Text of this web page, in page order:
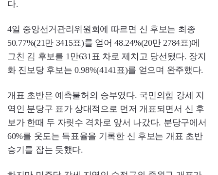
다.
4일 중앙선거관리위원회에 따르면 신 후보는 최종
50.77%(21만 3415표)를 얻어 48.24%(20만 2784표)에
그친 김 후보를 1만631표 차로 제치고 당선됐다. 장지
화 진보당 후보는 0.98%(4141표)를 얻으며 완주했다.
개표 초반은 예측불허의 승부였다. 국민의힘 강세 지
역인 분당구 표가 상대적으로 먼저 개표되면서 신 후
보가 한때 두 자릿수 격차로 앞서 나갔다. 분당구에서
60%를 웃도는 득표율을 기록한 신 후보는 개표 초반
승기를 잡는 듯했다.